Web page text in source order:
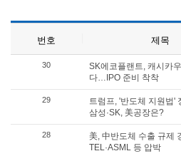
번호 제목
30
SK에코플랜트, 캐시카
다…IPO 준비 착착
29
트럼프, '반도체 지원법'
삼성·SK, 美공장은?
28
美, 中반도체 수출 규제
TEL·ASML 등 압박